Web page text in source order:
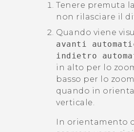
Tenere premuta
non rilasciare il
Quando viene
avanti
indietro
in alto per lo
basso per lo
quando in
verticale.
In orientamento